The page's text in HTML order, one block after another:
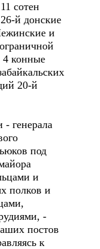
сотен
й донские
и
4 конные
20-й
- генерала
под
и
полков и
-
постов
к